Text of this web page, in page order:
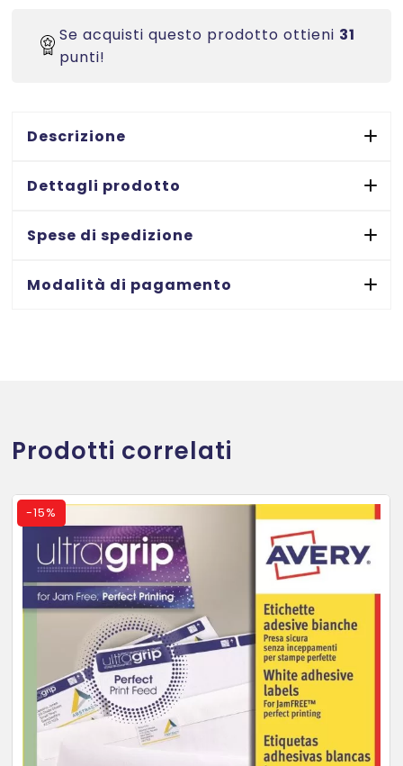
sottile
-
192x38
25
quantità
Se acquisti questo prodotto ottieni 31
punti!
Descrizione
Dettagli prodotto
Spese di spedizione
Modalità di pagamento
Prodotti correlati
-15%